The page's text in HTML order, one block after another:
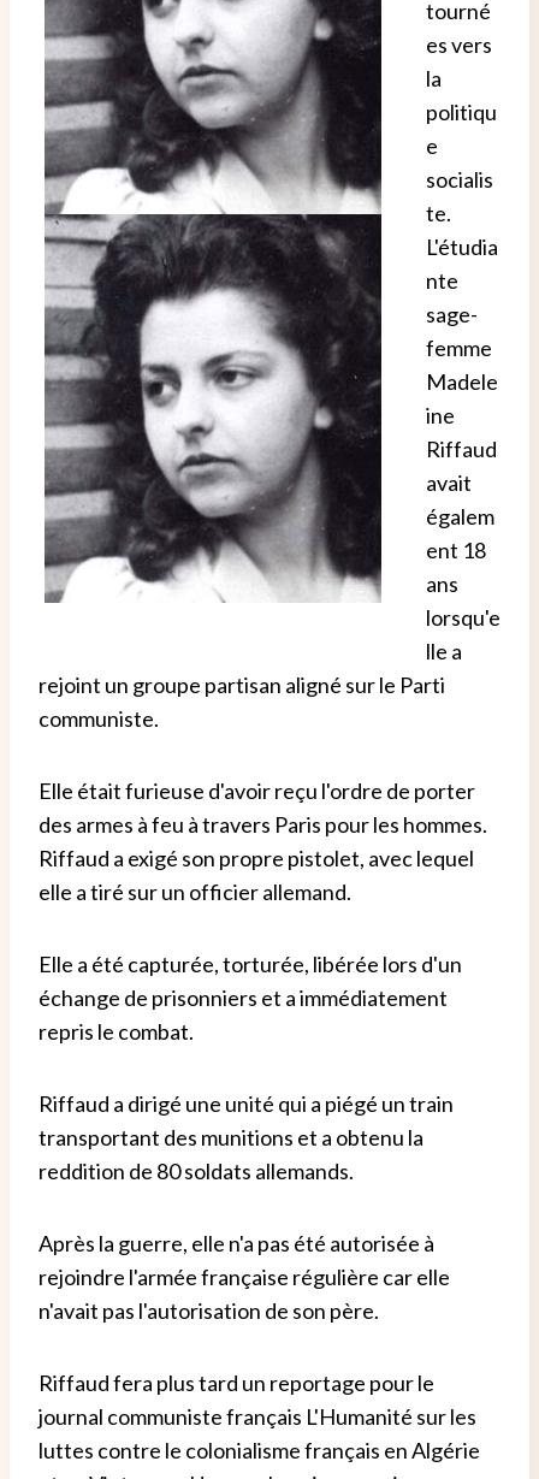
tourné
es vers
la
politiqu
e
socialis
te.
L'étudia
nte
sage-
femme
Madele
ine
Riffaud
avait
égalem
ent 18
ans
lorsqu'e
lle a
rejoint un groupe partisan aligné sur le Parti
communiste.
Elle était furieuse d'avoir reçu l'ordre de porter
des armes à feu à travers Paris pour les hommes.
Riffaud a exigé son propre pistolet, avec lequel
elle a tiré sur un officier allemand.
Elle a été capturée, torturée, libérée lors d'un
échange de prisonniers et a immédiatement
repris le combat.
Riffaud a dirigé une unité qui a piégé un train
transportant des munitions et a obtenu la
reddition de 80 soldats allemands.
Après la guerre, elle n'a pas été autorisée à
rejoindre l'armée française régulière car elle
n'avait pas l'autorisation de son père.
Riffaud fera plus tard un reportage pour le
journal communiste français L'Humanité sur les
luttes contre le colonialisme français en Algérie